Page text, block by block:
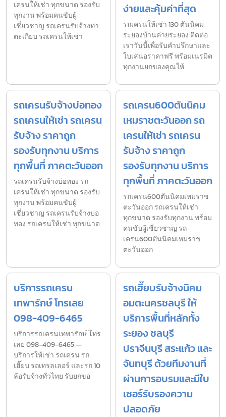
เครนให้เช่า ทุกขนาด รองรับ
ทุกงาน พร้อมคนขับผู้
เชี่ยวชาญ รถเครนรับจ้างท่า
ตะเกียบ รถเครนให้เช่า
ง่ายและคุ้มค่าที่สุด
รถเครนให้เช่า 130 ตันนิคม
ระยองบ้านค่ายระยอง ติดต่อ
เราวันนี้เพื่อรับคำปรึกษาและ
ใบเสนอราคาฟรี พร้อมเนรมิต
ทุกงานยกของคุณให้
รถเครนรับจ้างบ่อทอง
รถเครนให้เช่า รถเครน
รับจ้าง ราคาถูก
รองรับทุกงาน บริการ
ทุกพื้นที่ ภาคตะวันออก
รถเครนรับจ้างบ่อทอง รถ
เครนให้เช่า ทุกขนาด รองรับ
ทุกงาน พร้อมคนขับผู้
เชี่ยวชาญ รถเครนรับจ้างบ่อ
ทอง รถเครนให้เช่า ทุกขนาด
รถเครน600ตันนิคม
เหมราชตะวันออก รถ
เครนให้เช่า รถเครน
รับจ้าง ราคาถูก
รองรับทุกงาน บริการ
ทุกพื้นที่ ภาคตะวันออก
รถเครน600ตันนิคมเหมราช
ตะวันออก รถเครนให้เช่า
ทุกขนาด รองรับทุกงาน พร้อม
คนขับผู้เชี่ยวชาญ รถ
เครน600ตันนิคมเหมราช
ตะวันออก
บริการรถเครน
เทพารักษ์ โทรเลย
098-409-6465
บริการรถเครนเทพารักษ์ โทร
เลย 098-409-6465 —
บริการให้เช่า รถเครน รถ
เฮี๊ยบ รถเทรลเลอร์ และรถ 10
ล้อรับจ้างทั่วไทย รับยกขอ
รถเฮี๊ยบรับจ้างนิคม
อมตะนครชลบุรี ให้
บริการพื้นที่หลักทั้ง
ระยอง ชลบุรี
ปราจีนบุรี สระแก้ว และ
จันทบุรี ด้วยทีมงานที่
ผ่านการอบรมและมีใบ
เซอร์รับรองความ
ปลอดภัย